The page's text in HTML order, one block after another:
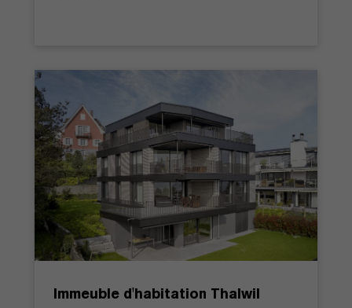
Immeuble d'habitation Thalwil